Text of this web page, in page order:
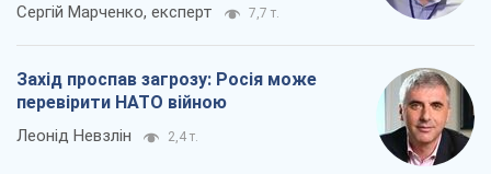
Сергій Марченко, експерт 7,7 т.
Захід проспав загрозу: Росія може
перевірити НАТО війною
Леонід Невзлін 2,4 т.